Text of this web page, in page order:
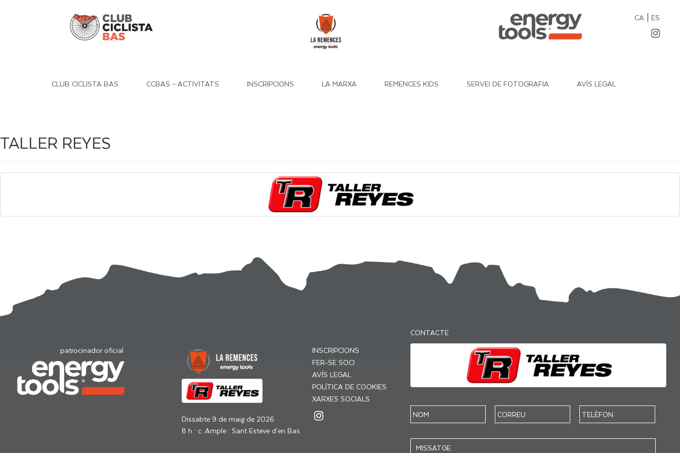
CA| ES
CLUB CICLISTA BAS CCBAS – ACTIVITATS INSCRIPCIONS LA MARXA REMENCES KIDS SERVEI DE FOTOGRAFIA AVÍS LEGAL
TALLER REYES
patrocinador oficial
Dissabte 9 de maig de 2026
8 h · c. Ample · Sant Esteve d’en Bas
INSCRIPCIONS
FER-SE SOCI
AVÍS LEGAL
POLÍTICA DE COOKIES
XARXES SOCIALS
CONTACTE